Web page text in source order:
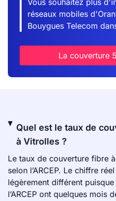
Vous souhaitez plus
réseaux mobiles
Bouygues Telecom
La couverture
Quel est le taux de
à Vitrolles ?
Le taux de couverture fibre
selon l’ARCEP. Le chiffre
légèrement différent
l’ARCEP ont quelques mois